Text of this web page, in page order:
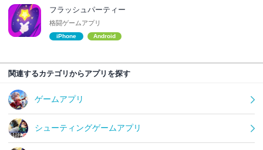
フラッシュパーティー
格闘ゲームアプリ
iPhone Android
関連するカテゴリからアプリを探す
ゲームアプリ
シューティングゲームアプリ